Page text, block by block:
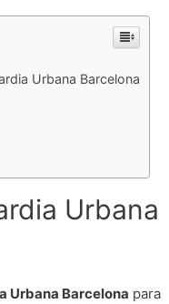
Urbana Barcelona
Urbana
Urbana Barcelona para